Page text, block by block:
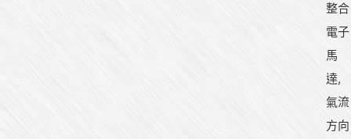
整合
電子
馬
達,
氣流
方向